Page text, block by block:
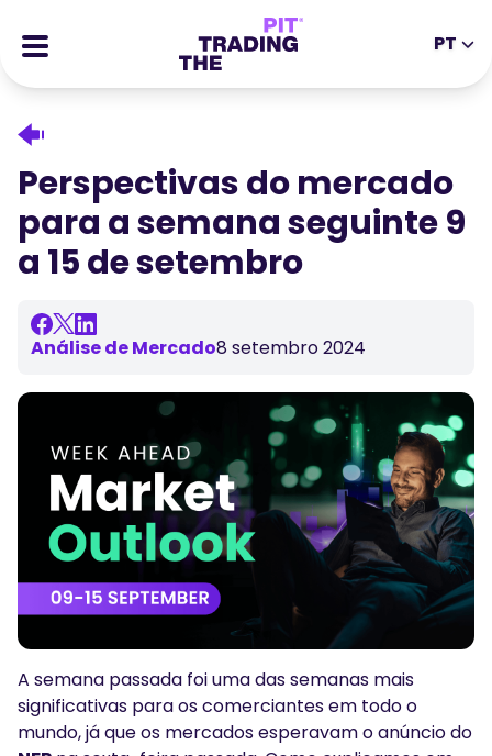
Ações
Histórias de Sucesso
Ferramentas
FERRAMENTAS EDUCATIVAS
Webinars
Podcasts
Glossário
FERRAMENTAS DE NEGOCIAÇÃO
CALENDÁRIO ECONÓMICO
Horário de Feriados do Mercado
Portal de Afiliados
Conecte-se Inscrever-se
PT
DE
ES
IT
JA
AR
TR
PT
Perspectivas do mercado
para a semana seguinte 9
a 15 de setembro
Análise de Mercado8 setembro 2024
A semana passada foi uma das semanas mais
significativas para os comerciantes em todo o
mundo, já que os mercados esperavam o anúncio do